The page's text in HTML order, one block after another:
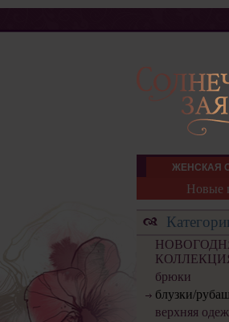
ЖЕНСКАЯ
Новые
КОЛЛЕКЦИЯ
брюки
блузки/
верхняя